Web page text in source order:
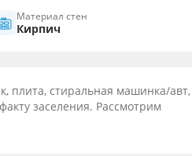
Материал стен
Кирпич
плита, стиральная машинка/авт,
заселения. Рассмотрим